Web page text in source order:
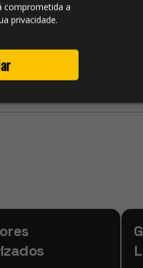
comprometida a
privacidade.
receber comunicações.
utilizar suas informações de